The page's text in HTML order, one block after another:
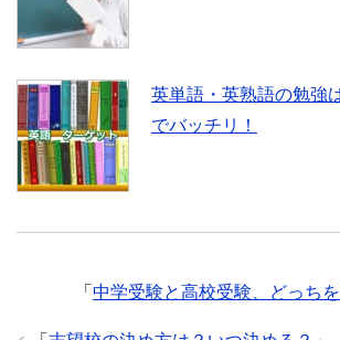
英単語・英熟語の勉強
でバッチリ！
「 中学受験と高校受験、どっち